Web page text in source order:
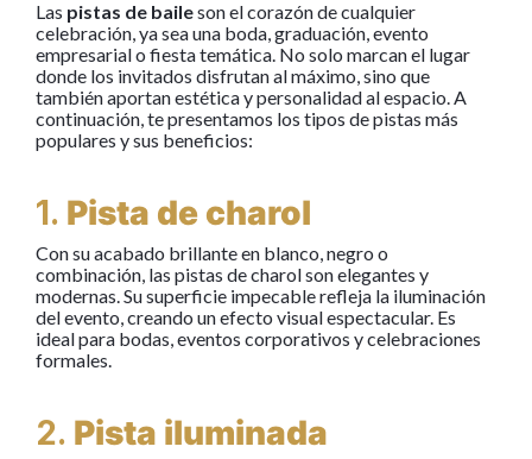
Las pistas de baileson el corazón de cualquier
celebración, ya sea una boda, graduación, evento
empresarial o fiesta temática. No solo marcan el lugar
donde los invitados disfrutan al máximo, sino que
también aportan estética y personalidad al espacio. A
continuación, te presentamos los tipos de pistas más
populares y sus beneficios:
1. Pista de charol
Con su acabado brillante en blanco, negro o
combinación, las pistas de charol son elegantes y
modernas. Su superficie impecable refleja la iluminación
del evento, creando un efecto visual espectacular. Es
ideal para bodas, eventos corporativos y celebraciones
formales.
2. Pista iluminada